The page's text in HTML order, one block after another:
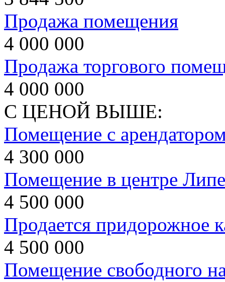
Продажа помещения
4 000 000
Продажа торгового
4 000 000
С ЦЕНОЙ ВЫШЕ:
Помещение с
4 300 000
Помещение в центре
4 500 000
Продается придорожное
4 500 000
Помещение свободного